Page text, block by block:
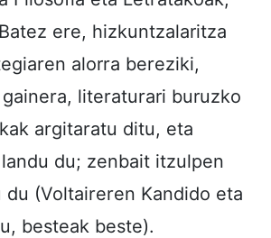
ere, hizkuntzalaritza
alorra bereziki,
literaturari buruzko
argitaratu ditu, eta
du; zenbait itzulpen
(Voltaireren Kandido eta
besteak beste).